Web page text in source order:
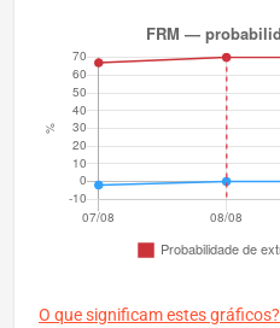
O que significam estes gráficos?